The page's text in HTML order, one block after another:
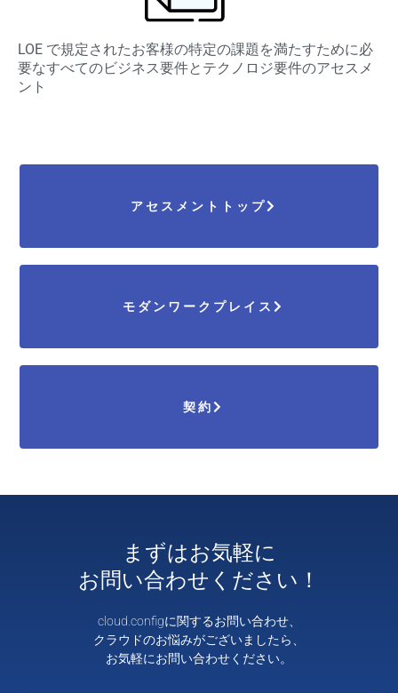
LOE で規定されたお客様の特定の課題を満たすために必
要なすべてのビジネス要件とテクノロジ要件のアセスメ
ント
アセスメントトップ
モダンワークプレイス
契約
まずはお気軽に
お問い合わせください！
cloud.configに関するお問い合わせ、
クラウドのお悩みがございましたら、
お気軽にお問い合わせください。